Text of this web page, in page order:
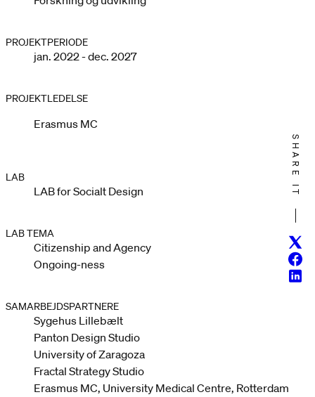
PROJEKTPERIODE
jan. 2022 - dec. 2027
PROJEKTLEDELSE
Erasmus MC
LAB
LAB for Socialt Design
LAB TEMA
Citizenship and Agency
Ongoing-ness
SAMARBEJDSPARTNERE
Sygehus Lillebælt
Panton Design Studio
University of Zaragoza
Fractal Strategy Studio
Erasmus MC, University Medical Centre, Rotterdam
SHARE IT